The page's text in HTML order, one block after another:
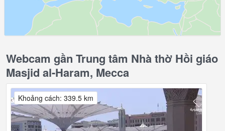
Webcam gần Trung tâm Nhà thờ Hồi giáo
Masjid al-Haram, Mecca
Khoảng cách: 339.5 km